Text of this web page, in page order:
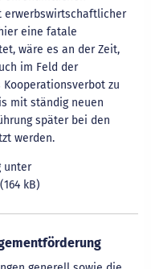
erwerbswirtschaftlicher
eine fatale
wäre es an der Zeit,
im Feld der
zu
mit ständig neuen
später bei den
werden.
unter
kB)